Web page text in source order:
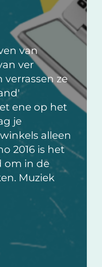
van
ver
ze
ene op het
je
alleen
2016 is het
om in de
Muziek